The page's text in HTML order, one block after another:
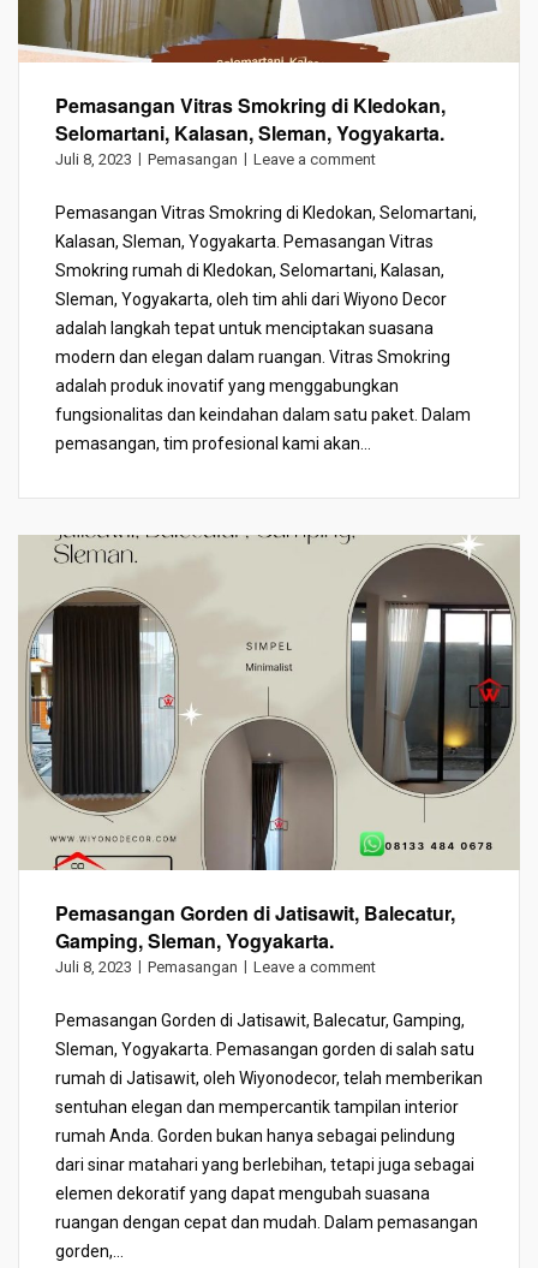
Pemasangan Vitras Smokring di Kledokan,
Selomartani, Kalasan, Sleman, Yogyakarta.
Juli 8, 2023 Pemasangan Leave a comment
Pemasangan Vitras Smokring di Kledokan, Selomartani,
Kalasan, Sleman, Yogyakarta. Pemasangan Vitras
Smokring rumah di Kledokan, Selomartani, Kalasan,
Sleman, Yogyakarta, oleh tim ahli dari Wiyono Decor
adalah langkah tepat untuk menciptakan suasana
modern dan elegan dalam ruangan. Vitras Smokring
adalah produk inovatif yang menggabungkan
fungsionalitas dan keindahan dalam satu paket. Dalam
pemasangan, tim profesional kami akan...
Pemasangan Gorden di Jatisawit, Balecatur,
Gamping, Sleman, Yogyakarta.
Juli 8, 2023 Pemasangan Leave a comment
Pemasangan Gorden di Jatisawit, Balecatur, Gamping,
Sleman, Yogyakarta. Pemasangan gorden di salah satu
rumah di Jatisawit, oleh Wiyonodecor, telah memberikan
sentuhan elegan dan mempercantik tampilan interior
rumah Anda. Gorden bukan hanya sebagai pelindung
dari sinar matahari yang berlebihan, tetapi juga sebagai
elemen dekoratif yang dapat mengubah suasana
ruangan dengan cepat dan mudah. Dalam pemasangan
gorden,...